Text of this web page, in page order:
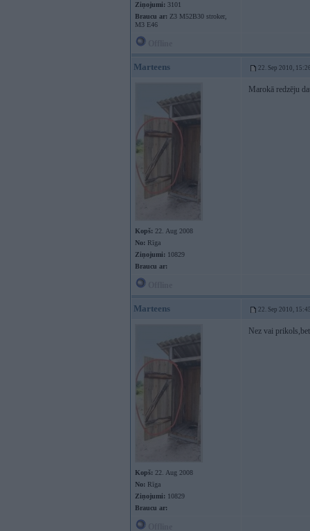
Ziņojumi: 3101
Braucu ar: Z3 M52B30 stroker,
M3 E46
Marteens 22. Sep 2010,
Kopš: 22. Aug 2008
No: Rīga
Ziņojumi: 10829
Braucu ar:
Marokā redzēju
Marteens 22. Sep 2010,
Kopš: 22. Aug 2008
No: Rīga
Ziņojumi: 10829
Braucu ar:
Nez vai